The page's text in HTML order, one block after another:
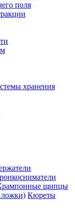
поля
хранения
щипцы
Кюреты